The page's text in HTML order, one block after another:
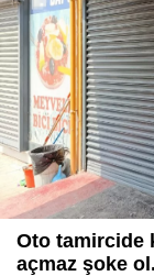
Oto tamircide
açmaz şoke